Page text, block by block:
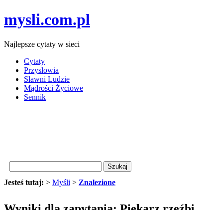
mysli.com.pl
Najlepsze cytaty w sieci
Cytaty
Przysłowia
Sławni Ludzie
Mądrości Życiowe
Sennik
Jesteś tutaj: > Myśli > Znalezione